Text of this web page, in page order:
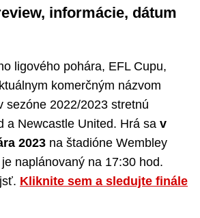
informácie, dátum
ligového pohára, EFL Cupu,
komerčným názvom
sezóne 2022/2023 stretnú
a Newcastle United. Hrá sa v
2023 na štadióne Wembley
naplánovaný na 17:30 hod.
Kliknite sem a sledujte finále